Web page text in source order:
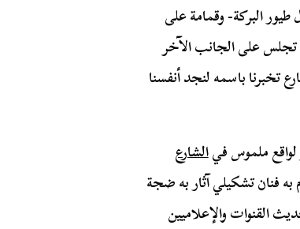
البركة- وقمامة على
على الجانب الآخر
تخبرنا باسمه لنجد أنفسنا
الشارع
به فنان تشكيلي آثار به ضجة
القنوات والإعلاميين